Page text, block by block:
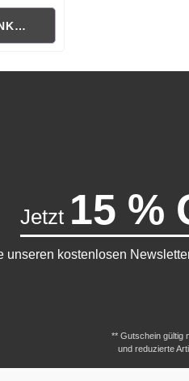
Jetzt 15 %
unseren kostenlosen
** Gutschein gültig
und reduzierte